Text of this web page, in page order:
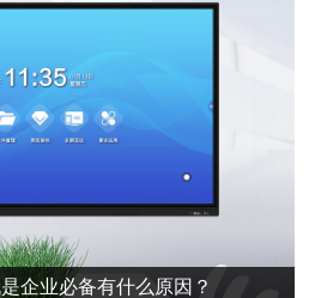
企业必备有什么原因？